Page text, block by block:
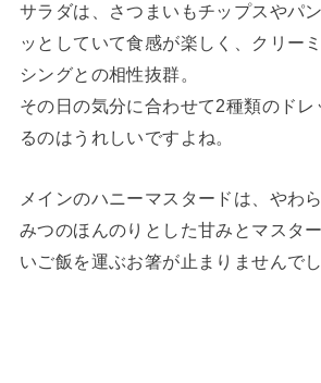
サラダは、さつまいもチップスやパ
ッとしていて食感が楽しく、クリー
シングとの相性抜群。
その日の気分に合わせて2種類のド
るのはうれしいですよね。
メインのハニーマスタードは、やわ
みつのほんのりとした甘みとマスタ
いご飯を運ぶお箸が止まりませんでし